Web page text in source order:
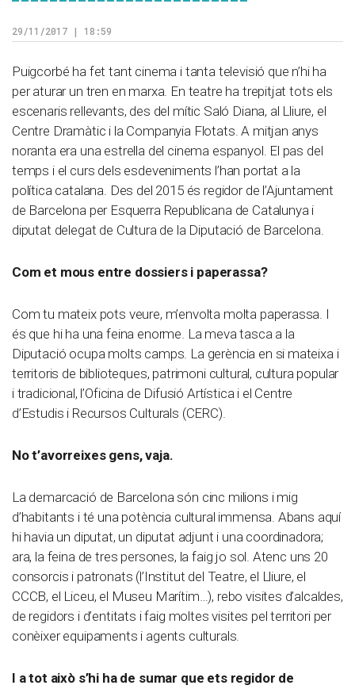
29/11/2017 | 18:59
Puigcorbé ha fet tant cinema i tanta televisió que n’hi ha
per aturar un tren en marxa. En teatre ha trepitjat tots els
escenaris rellevants, des del mític Saló Diana, al Lliure, el
Centre Dramàtic i la Companyia Flotats. A mitjan anys
noranta era una estrella del cinema espanyol. El pas del
temps i el curs dels esdeveniments l’han portat a la
política catalana. Des del 2015 és regidor de l’Ajuntament
de Barcelona per Esquerra Republicana de Catalunya i
diputat delegat de Cultura de la Diputació de Barcelona.
Com et mous entre dossiers i paperassa?
Com tu mateix pots veure, m’envolta molta paperassa. I
és que hi ha una feina enorme. La meva tasca a la
Diputació ocupa molts camps. La gerència en si mateixa i
territoris de biblioteques, patrimoni cultural, cultura popular
i tradicional, l’Oficina de Difusió Artística i el Centre
d’Estudis i Recursos Culturals (CERC).
No t’avorreixes gens, vaja.
La demarcació de Barcelona són cinc milions i mig
d’habitants i té una potència cultural immensa. Abans aquí
hi havia un diputat, un diputat adjunt i una coordinadora;
ara, la feina de tres persones, la faig jo sol. Atenc uns 20
consorcis i patronats (l’Institut del Teatre, el Lliure, el
CCCB, el Liceu, el Museu Marítim…), rebo visites d’alcaldes,
de regidors i d’entitats i faig moltes visites pel territori per
conèixer equipaments i agents culturals.
I a tot això s’hi ha de sumar que ets regidor de